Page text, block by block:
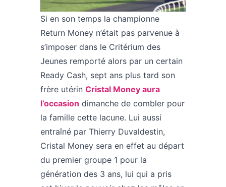
Si en son temps la championne
Return Money n’était pas parvenue à
s’imposer dans le Critérium des
Jeunes remporté alors par un certain
Ready Cash, sept ans plus tard son
frère utérin Cristal Money aura
l’occasion dimanche de combler pour
la famille cette lacune. Lui aussi
entraîné par Thierry Duvaldestin,
Cristal Money sera en effet au départ
du premier groupe 1 pour la
génération des 3 ans, lui qui a pris